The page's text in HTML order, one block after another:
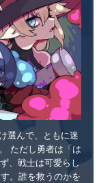
選んで、ともに迷
ただし勇者は「は
、戦士は可愛らし
。誰を救うのかを